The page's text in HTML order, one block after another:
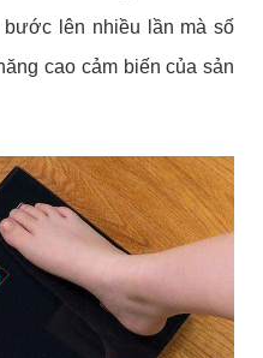
bước lên nhiều lần mà số
cao cảm biến của sản